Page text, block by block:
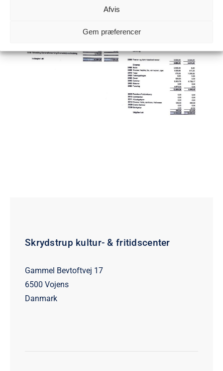
Afvis
Gem præferencer
Skrydstrup kultur- & fritidscenter
Gammel Bevtoftvej 17
6500 Vojens
Danmark